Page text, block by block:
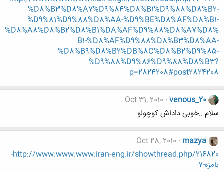
%D8%B3%D8%A7%D9%84%D8%B1%D9%88%D8%B2-
%D9%81%D9%88%D8%AA-%D9%BE%D8%AF%D8%B1-
%D8%A8%D8%B2%D8%B1%DA%AF%D9%88%D8%A7%D8%
B1-%D8%AF%D9%88%D8%B3%D8%AA-
%D8%B9%D8%B2%DB%8C%D8%B2%D9%85-
%D9%88%D9%86%D9%88%D8%B3?
p=2824208#post2824208
venous_20
Oct 31, 2010
سلام ..خوبی داداش کوچولو
mazya
Oct 28, 2010
http://www.www.www.iran-eng.ir/showthread.php/216820-
بامزه-7